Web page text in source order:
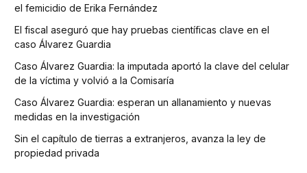
el femicidio de Erika Fernández
El fiscal aseguró que hay pruebas científicas clave en el
caso Álvarez Guardia
Caso Álvarez Guardia: la imputada aportó la clave del celular
de la víctima y volvió a la Comisaría
Caso Álvarez Guardia: esperan un allanamiento y nuevas
medidas en la investigación
Sin el capítulo de tierras a extranjeros, avanza la ley de
propiedad privada